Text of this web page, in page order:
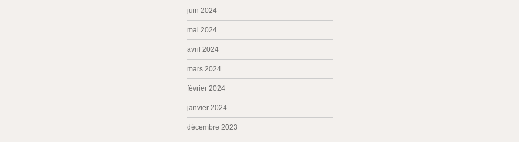
juin 2024
mai 2024
avril 2024
mars 2024
février 2024
janvier 2024
décembre 2023